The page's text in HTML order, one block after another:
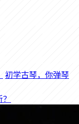
初学古琴，你弹琴